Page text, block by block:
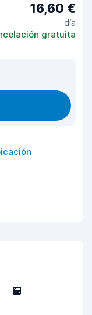
16,60 €
día
gratuita
5